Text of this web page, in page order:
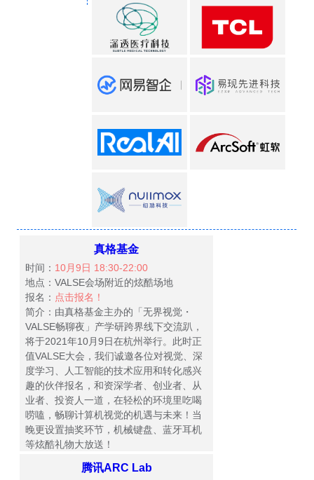
真格基金
时间： 10月9日 18:30-22:00
地点：VALSE会场附近的炫酷场地
报名： 点击报名！
简介：由真格基金主办的「无界视觉・
VALSE畅聊夜」产学研跨界线下交流趴，
将于2021年10月9日在杭州举行。此时正
值VALSE大会，我们诚邀各位对视觉、深
度学习、人工智能的技术应用和转化感兴
趣的伙伴报名，和资深学者、创业者、从
业者、投资人一道，在轻松的环境里吃喝
唠嗑，畅聊计算机视觉的机遇与未来！当
晚更设置抽奖环节，机械键盘、蓝牙耳机
等炫酷礼物大放送！
腾讯ARC Lab